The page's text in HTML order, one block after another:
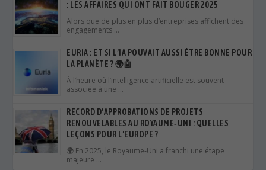
: LES AFFAIRES QUI ONT FAIT BOUGER 2025
Alors que de plus en plus d’entreprises affichent des
engagements …
EURIA : ET SI L’IA POUVAIT AUSSI ÊTRE BONNE POUR
LA PLANÈTE ? 🌍🤖
À l’heure où l’intelligence artificielle est souvent
associée à une …
RECORD D’APPROBATIONS DE PROJETS
RENOUVELABLES AU ROYAUME‑UNI : QUELLES
LEÇONS POUR L’EUROPE ?
🌍 En 2025, le Royaume‑Uni a franchi une étape
majeure …